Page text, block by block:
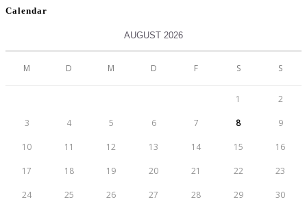
Calendar
AUGUST 2026
M D M D F S S
1 2
3 4 5 6 7 8 9
10 11 12 13 14 15 16
17 18 19 20 21 22 23
24 25 26 27 28 29 30